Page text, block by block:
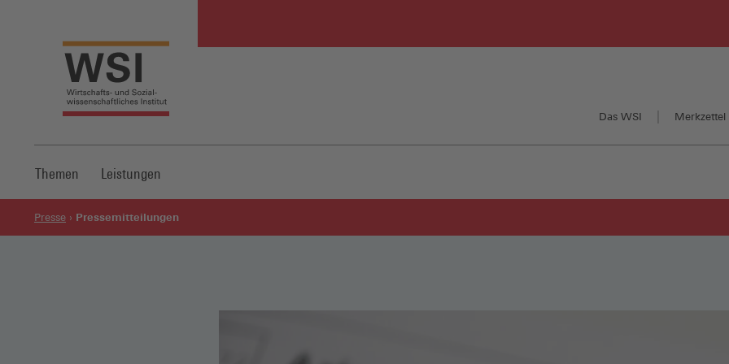
Das WSI Merkzettel
Themen Leistungen
Presse Pressemitteilungen